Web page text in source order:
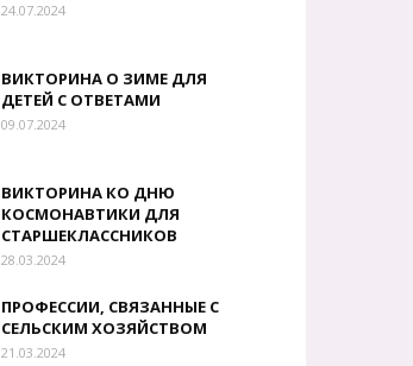
24.07.2024
ВИКТОРИНА О ЗИМЕ ДЛЯ
ДЕТЕЙ С ОТВЕТАМИ
09.07.2024
ВИКТОРИНА КО ДНЮ
КОСМОНАВТИКИ ДЛЯ
СТАРШЕКЛАССНИКОВ
28.03.2024
ПРОФЕССИИ, СВЯЗАННЫЕ С
СЕЛЬСКИМ ХОЗЯЙСТВОМ
21.03.2024